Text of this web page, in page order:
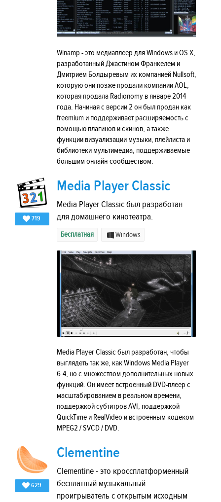
Winamp - это медиаплеер для Windows и OS X,
разработанный Джастином Франкелем и
Дмитрием Болдыревым их компанией Nullsoft,
которую они позже продали компании AOL,
которая продала Radionomy в январе 2014
года. Начиная с версии 2 он был продан как
freemium и поддерживает расширяемость с
помощью плагинов и скинов, а также
функции визуализации музыки, плейлиста и
библиотеки мультимедиа, поддерживаемые
большим онлайн-сообществом.
719
Media Player Classic
Media Player Classic был разработан
для домашнего кинотеатра.
Бесплатная Windows
Media Player Classic был разработан, чтобы
выглядеть так же, как Windows Media Player
6.4, но с множеством дополнительных новых
функций. Он имеет встроенный DVD-плеер с
масштабированием в реальном времени,
поддержкой субтитров AVI, поддержкой
QuickTime и RealVideo и встроенным кодеком
MPEG2 / SVCD / DVD.
629
Clementine
Clementine - это кроссплатформенный
бесплатный музыкальный
проигрыватель с открытым исходным